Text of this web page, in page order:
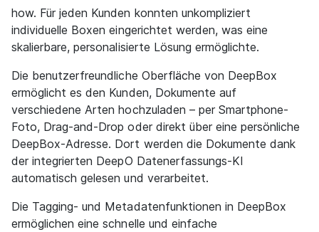
how. Für jeden Kunden konnten unkompliziert
individuelle Boxen eingerichtet werden, was eine
skalierbare, personalisierte Lösung ermöglichte.
Die benutzerfreundliche Oberfläche von DeepBox
ermöglicht es den Kunden, Dokumente auf
verschiedene Arten hochzuladen – per Smartphone-
Foto, Drag-and-Drop oder direkt über eine persönliche
DeepBox-Adresse. Dort werden die Dokumente dank
der integrierten DeepO Datenerfassungs-KI
automatisch gelesen und verarbeitet.
Die Tagging- und Metadatenfunktionen in DeepBox
ermöglichen eine schnelle und einfache